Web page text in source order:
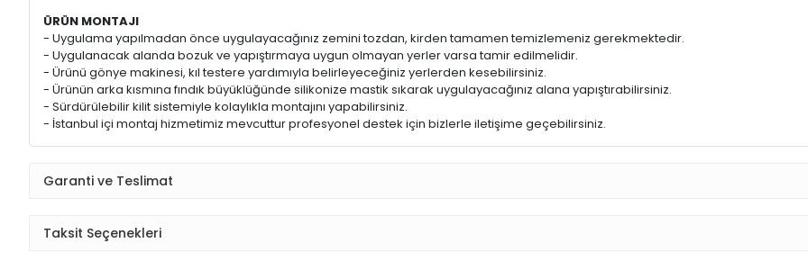
ÜRÜN MONTAJI
- Uygulama yapılmadan önce uygulayacağınız zemini tozdan, kirden tamamen temizlemeniz gerekmektedir.
- Uygulanacak alanda bozuk ve yapıştırmaya uygun olmayan yerler varsa tamir edilmelidir.
- Ürünü gönye makinesi, kıl testere yardımıyla belirleyeceğiniz yerlerden kesebilirsiniz.
- Ürünün arka kısmına fındık büyüklüğünde silikonize mastik sıkarak uygulayacağınız alana yapıştırabilirsiniz.
- Sürdürülebilir kilit sistemiyle kolaylıkla montajını yapabilirsiniz.
- İstanbul içi montaj hizmetimiz mevcuttur profesyonel destek için bizlerle iletişime geçebilirsiniz.
Garanti ve Teslimat
Taksit Seçenekleri